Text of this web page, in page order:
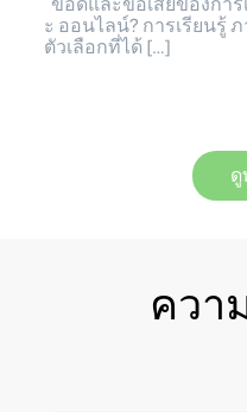
ะ ออนไลน์? การเรียนรู้
ตัวเลือกที่ได้ […]
ดู
ควา